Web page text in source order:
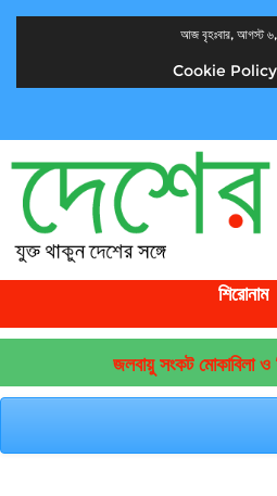
আজ বৃহঃবার, আগস্ট
Cookie
শিরোনাম
জলবায়ু সংকট মোকাবিলা ও